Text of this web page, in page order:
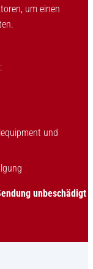
um einen
und
unbeschädigt